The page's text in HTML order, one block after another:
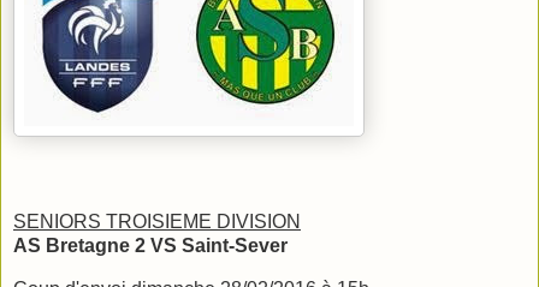
SENIORS TROISIEME DIVISION
AS Bretagne 2 VS Saint-Sever